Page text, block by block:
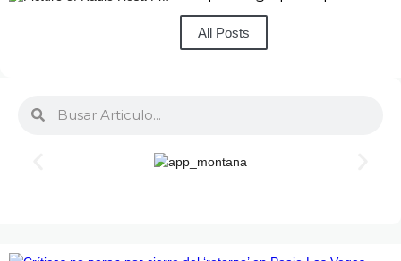
All Posts